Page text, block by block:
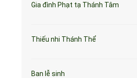
Gia đình Phạt tạ Thánh Tâm
Thiếu nhi Thánh Thể
Ban lễ sinh